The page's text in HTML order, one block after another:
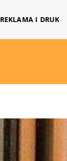
REKLAMA I DRUK